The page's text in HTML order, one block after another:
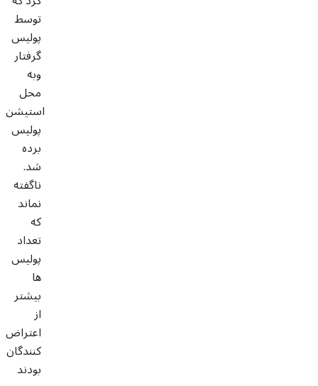
توسط
پولیس
گرفتار
وبه
محل
استیشن
پولیس
برده
شد.
ناگفته
نماند
که
تعداد
پولیس
ها
بیشتر
از
اعتراض
کنندگان
بودند